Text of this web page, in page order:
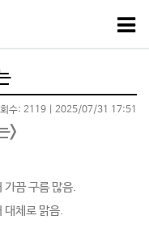
수: 2119 | 2025/07/31 17:51
>
가끔 구름 많음.
체로 맑음.